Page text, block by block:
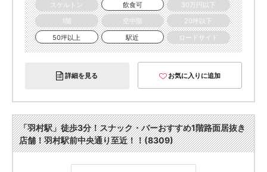
スケルトン
飲食可
30万円以下
1階
空中階
20坪以下
50坪以上
駅近 ロードサイド
詳細を見る お気に入りに追加
「羽村駅」徒歩3分！スナック・バーおすすめ1階路面居抜き
店舗！羽村駅前中央通り至近！！(8309)